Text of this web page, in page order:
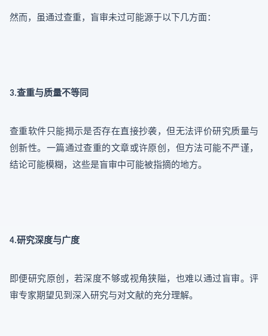
然而，虽通过查重，盲审未过可能源于以下几方面：
3.查重与质量不等同
查重软件只能揭示是否存在直接抄袭，但无法评价研究质量与
创新性。一篇通过查重的文章或许原创，但方法可能不严谨，
结论可能模糊，这些是盲审中可能被指摘的地方。
4.研究深度与广度
即便研究原创，若深度不够或视角狭隘，也难以通过盲审。评
审专家期望见到深入研究与对文献的充分理解。